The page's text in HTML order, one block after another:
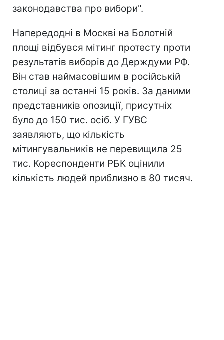
законодавства про вибори".
Напередодні в Москві на Болотній
площі відбувся мітинг протесту проти
результатів виборів до Держдуми РФ.
Він став наймасовішим в російській
столиці за останні 15 років. За даними
представників опозиції, присутніх
було до 150 тис. осіб. У ГУВС
заявляють, що кількість
мітингувальників не перевищила 25
тис. Кореспонденти РБК оцінили
кількість людей приблизно в 80 тисяч.